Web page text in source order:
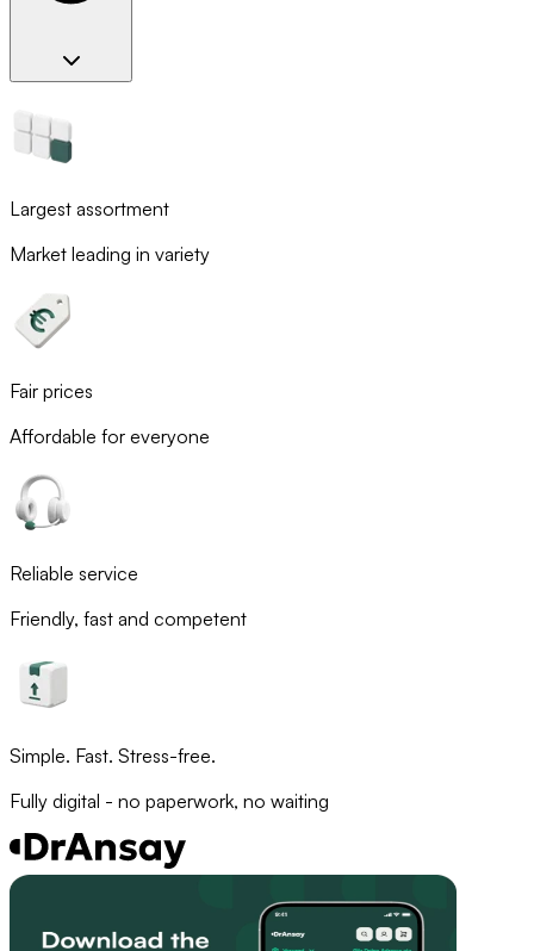
Largest assortment
Market leading in variety
Fair prices
Affordable for everyone
Reliable service
Friendly, fast and competent
Simple. Fast. Stress-free.
Fully digital - no paperwork, no waiting